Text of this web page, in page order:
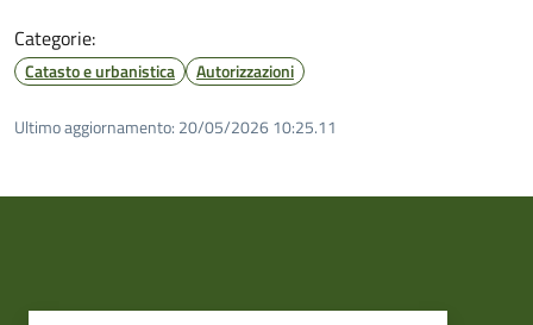
Categorie:
Catasto e urbanistica Autorizzazioni
Ultimo aggiornamento: 20/05/2026 10:25.11